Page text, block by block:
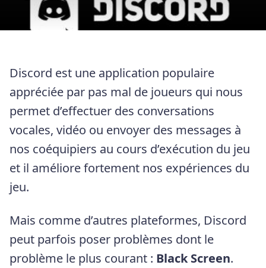
Discord est une application populaire
appréciée par pas mal de joueurs qui nous
permet d’effectuer des conversations
vocales, vidéo ou envoyer des messages à
nos coéquipiers au cours d’exécution du jeu
et il améliore fortement nos expériences du
jeu.
Mais comme d’autres plateformes, Discord
peut parfois poser problèmes dont le
problème le plus courant : Black Screen.